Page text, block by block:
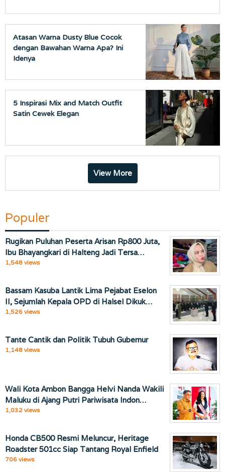
Atasan Warna Dusty Blue Cocok
dengan Bawahan Warna Apa? Ini
Idenya
5 Inspirasi Mix and Match Outfit
Satin Cewek Elegan
View More
Populer
Rugikan Puluhan Peserta Arisan Rp800 Juta,
Ibu Bhayangkari di Halteng Jadi Tersa…
1,548 views
Bassam Kasuba Lantik Lima Pejabat Eselon
II, Sejumlah Kepala OPD di Halsel Dikuk…
1,526 views
Tante Cantik dan Politik Tubuh Gubernur
1,148 views
Wali Kota Ambon Bangga Helvi Nanda Wakili
Maluku di Ajang Putri Pariwisata Indon…
1,032 views
Honda CB500 Resmi Meluncur, Heritage
Roadster 501cc Siap Tantang Royal Enfield
706 views